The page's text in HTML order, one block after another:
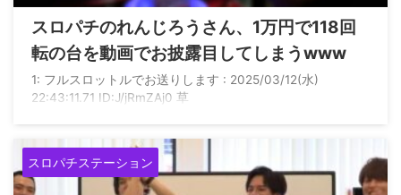
スロパチのれんじろうさん、1万円で118回
転の台を動画でお披露目してしまうwww
1: フルスロットルでお送りします : 2025/03/12(水)
22:43:11.71 ID:J/jRmZAj0 草
スロパチステーション